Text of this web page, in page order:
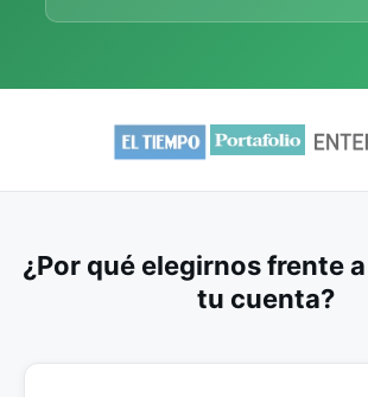
¿Por qué elegirnos frente
tu cuenta?